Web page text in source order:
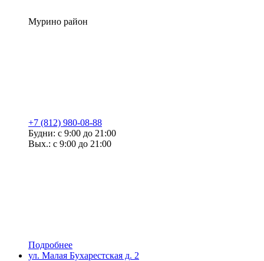
Мурино район
+7 (812) 980-08-88
Будни: с 9:00 до 21:00
Вых.: с 9:00 до 21:00
Подробнее
ул. Малая Бухарестская д. 2